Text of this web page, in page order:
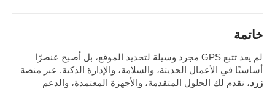
خاتمة
لم يعد تتبع GPS مجرد وسيلة لتحديد الموقع، بل أصبح عنصرًا
أساسيًا في الأعمال الحديثة، والسلامة، والإدارة الذكية. عبر منصة
زرد، نقدم لك الحلول المتقدمة، والأجهزة المعتمدة، والدعم